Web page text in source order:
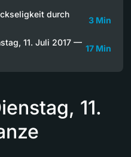
durch
3 Min
11. Juli 2017 —
17 Min
11.